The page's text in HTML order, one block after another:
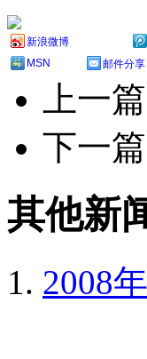
新浪微博
MSN
邮件分享
上一
下一篇
其他新
2008